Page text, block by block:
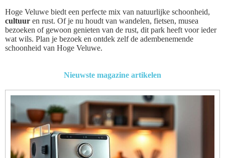
Hoge Veluwe biedt een perfecte mix van natuurlijke schoonheid,
cultuur en rust. Of je nu houdt van wandelen, fietsen, musea
bezoeken of gewoon genieten van de rust, dit park heeft voor ieder
wat wils. Plan je bezoek en ontdek zelf de adembenemende
schoonheid van Hoge Veluwe.
Nieuwste magazine artikelen